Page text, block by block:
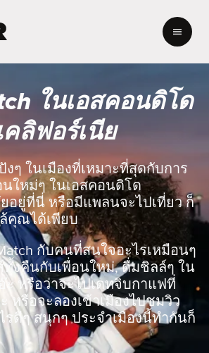
ก
i
d
e
r
ในเอสคอนดิโด
ลิฟอร์เนีย
ๆ ในเมืองที่เหมาะที่สุดกับการ
ใหม่ๆ ในเอสคอนดิโด
อยู่ที่นี่ หรือมีแพลนจะไปเที่ยว ก็
คุณได้เพียบ
กับคนที่สนใจอะไรเหมือนๆ
ทั้งคืนกับเพื่อนใหม่, ดื่มชิลล์ๆ ใน
ะ หรือว่าจะไปเดทจิบกาแฟที่
หรือจะลองเข้าเมืองไปชมวิว
รดีๆ สนุกๆ ประจำเมืองนี้ทำกันก็